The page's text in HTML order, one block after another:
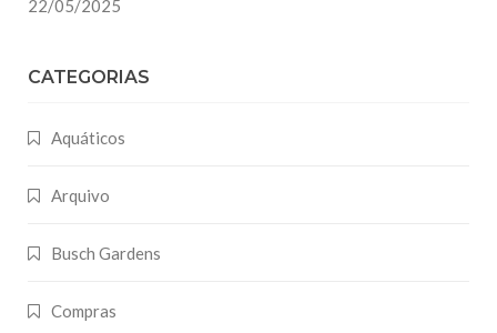
22/05/2025
CATEGORIAS
Aquáticos
Arquivo
Busch Gardens
Compras